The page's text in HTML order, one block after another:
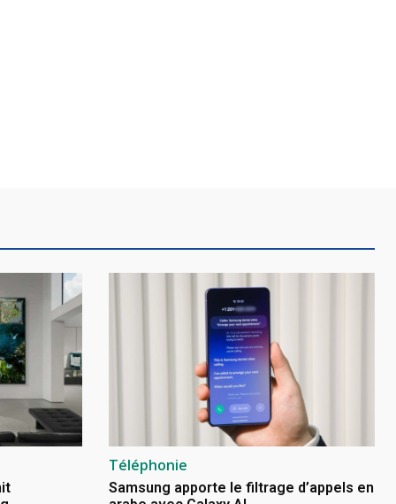
Téléphonie
Samsung apporte le filtrage d’appels en